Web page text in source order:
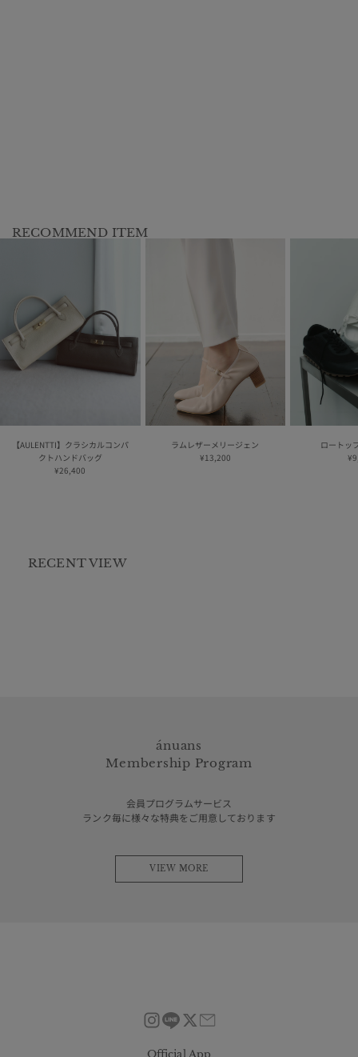
RECOMMEND ITEM
【AULENTTI】クラシカルコンパ
クトハンドバッグ
¥26,400
ラムレザーメリージェン
¥13,200
ロートッ
RECENT VIEW
ánuans
Membership Program
会員プログラムサービス
ランク毎に様々な特典をご用意しております
VIEW MORE